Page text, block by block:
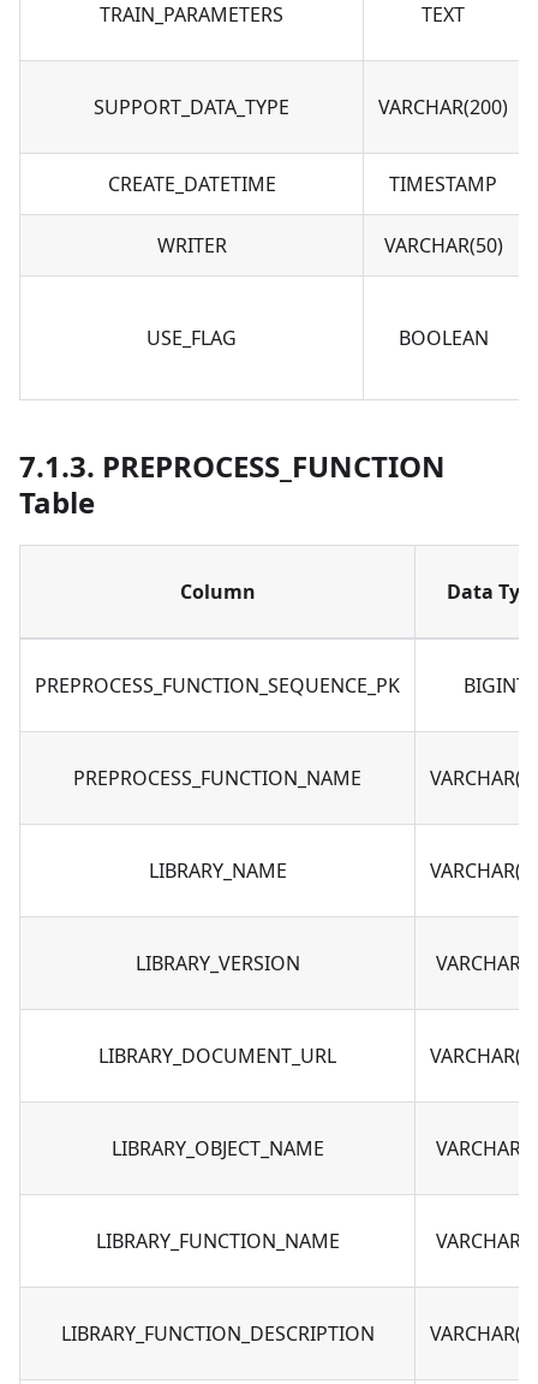
TRAIN_PARAMETERS TEXT
SUPPORT_DATA_TYPE VARCHAR(200)
CREATE_DATETIME TIMESTAMP
WRITER VARCHAR(50)
USE_FLAG BOOLEAN
7.1.3. PREPROCESS_FUNCTION
Table
Column Data
PREPROCESS_FUNCTION_SEQUENCE_PK BIGINT
PREPROCESS_FUNCTION_NAME
LIBRARY_NAME
LIBRARY_VERSION
LIBRARY_DOCUMENT_URL
LIBRARY_OBJECT_NAME
LIBRARY_FUNCTION_NAME
LIBRARY_FUNCTION_DESCRIPTION